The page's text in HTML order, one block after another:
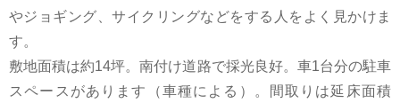
やジョギング、サイクリングなどをする人をよく見かけま
す。
敷地面積は約14坪。南付け道路で採光良好。車1台分の駐車
スペースがあります（車種による）。間取りは延床面積